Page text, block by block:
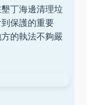
丁海邊清理垃
保護的重要
的執法不夠嚴